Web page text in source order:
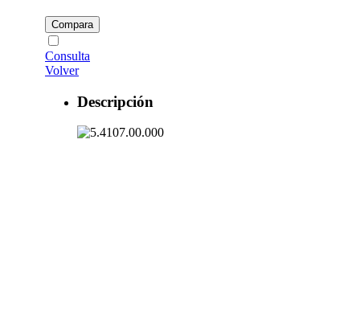
Compara
Consulta
Volver
Descripción